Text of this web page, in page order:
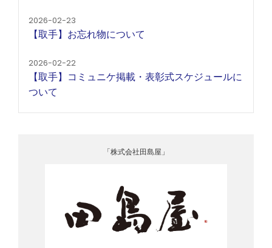
2026-02-23
【取手】お忘れ物について
2026-02-22
【取手】コミュニケ掲載・表彰式スケジュールに
ついて
「株式会社田島屋」